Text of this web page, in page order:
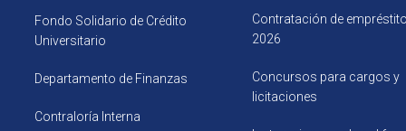
Fondo Solidario de Crédito
Universitario
Departamento de Finanzas
Contraloría Interna
Contratación de
2026
Concursos para cargos y
licitaciones